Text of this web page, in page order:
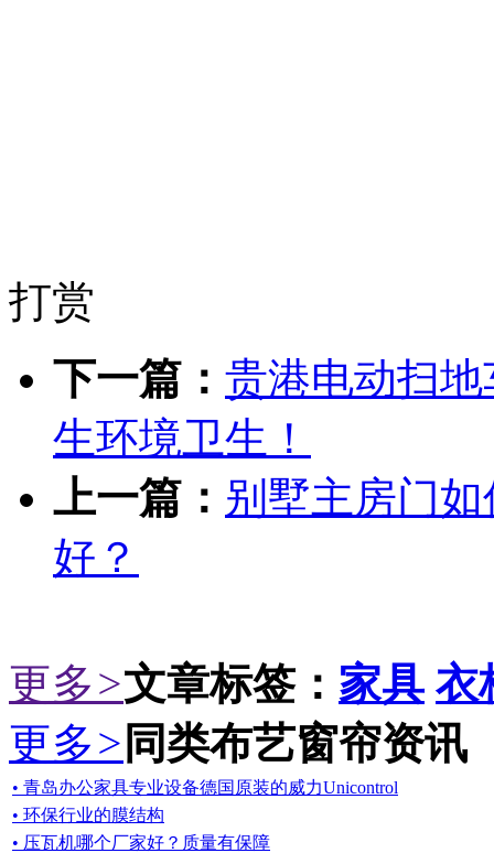
打赏
下一篇： 贵港电动扫
生环境卫生！
上一篇： 别墅主房门
好？
更多>文章标签： 家具 衣
更多> 同类布艺窗帘资讯
• 青岛办公家具专业设备德国原装的威力Unicontrol
• 环保行业的膜结构
• 压瓦机哪个厂家好？质量有保障